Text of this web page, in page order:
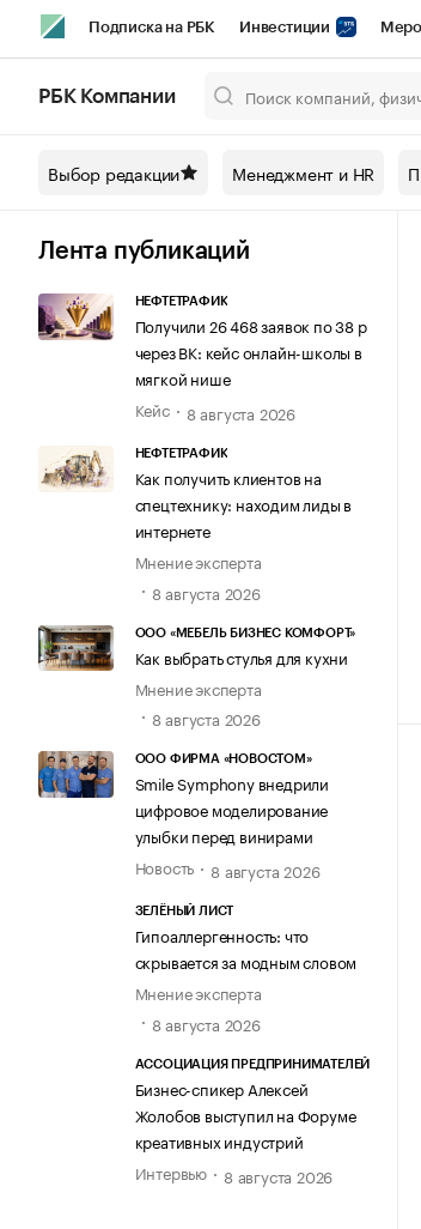
Подписка на РБК Инвестиции
Спецпроекты СПб Конференции СПб
Технологии и медиа Рынок
РБК Компании
Выбор редакции Менеджмент и HR
Лента публикаций
НЕФТЕТРАФИК
Получили 26 468 заявок по 38 р
через ВК: кейс онлайн-школы в
мягкой нише
Кейс
8 августа 2026
НЕФТЕТРАФИК
Как получить клиентов на
спецтехнику: находим лиды в
интернете
Мнение эксперта
8 августа 2026
ООО «МЕБЕЛЬ БИЗНЕС КОМФОРТ»
Как выбрать стулья для кухни
Мнение эксперта
8 августа 2026
ООО ФИРМА «НОВОСТОМ»
Smile Symphony внедрили
цифровое моделирование
улыбки перед винирами
Новость
8 августа 2026
ЗЕЛЁНЫЙ ЛИСТ
Гипоаллергенность: что
скрывается за модным словом
Мнение эксперта
8 августа 2026
АССОЦИАЦИЯ ПРЕДПРИНИМАТЕЛЕЙ
Бизнес-спикер Алексей
Жолобов выступил на Форуме
креативных индустрий
Интервью
8 августа 2026